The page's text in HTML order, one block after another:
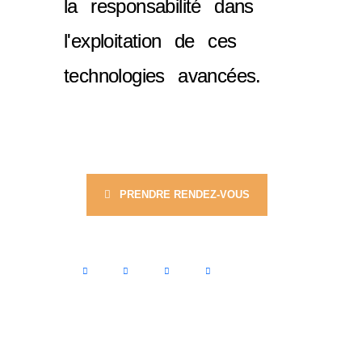
la responsabilité dans
l'exploitation de ces
technologies avancées.
PRENDRE RENDEZ-VOUS